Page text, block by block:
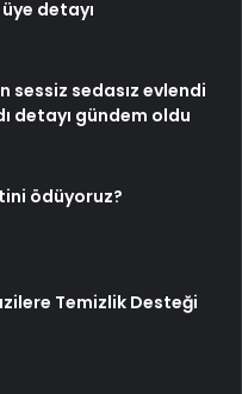
detayı
sessiz sedasız evlendi
detayı gündem oldu
ödüyoruz?
Temizlik Desteği